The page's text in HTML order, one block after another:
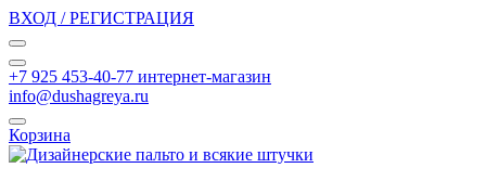
ВХОД / РЕГИСТРАЦИЯ
+7 925 453-40-77 интернет-магазин
info@dushagreya.ru
Корзина